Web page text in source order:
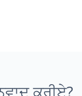
ਕਰੀਏ?